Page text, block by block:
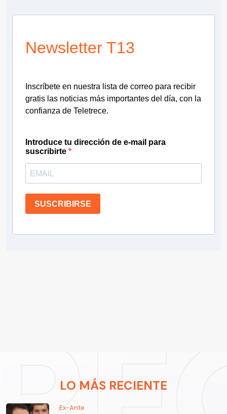
Newsletter T13
Inscríbete en nuestra lista de correo para recibir
gratis las noticias más importantes del día, con la
confianza de Teletrece.
Introduce tu dirección de e-mail para
suscribirte
SUSCRIBIRSE
LO MÁS RECIENTE
Ex-Ante